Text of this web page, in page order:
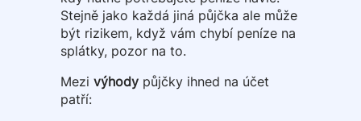
Stejně jako každá jiná půjčka ale může
být rizikem, když vám chybí peníze na
splátky, pozor na to.
Mezivýhody půjčky ihned na účet
patří: